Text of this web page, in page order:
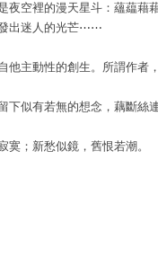
夜空裡的漫天星斗：蘊藴藉
出迷人的光芒⋯⋯
他主動性的創生。所謂作者
下似有若無的想念，藕斷絲
寞；新愁似鏡，舊恨若潮。